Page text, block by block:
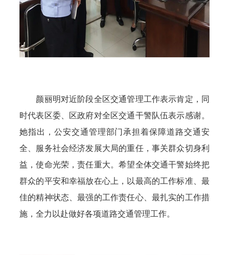
颜丽明对近阶段全区交通管理工作表示肯定，同
时代表区委、区政府对全区交通干警队伍表示感谢。
她指出，公安交通管理部门承担着保障道路交通安
全、服务社会经济发展大局的重任，事关群众切身利
益，使命光荣，责任重大。希望全体交通干警始终把
群众的平安和幸福放在心上，以最高的工作标准、最
佳的精神状态、最强的工作责任心、最扎实的工作措
施，全力以赴做好各项道路交通管理工作。